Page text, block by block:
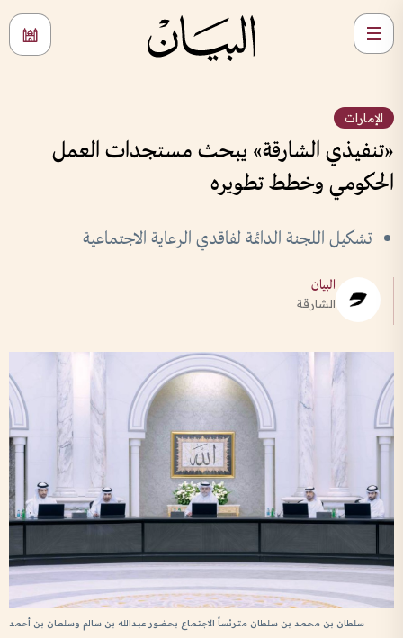
الإمارات
«تنفيذي الشارقة» يبحث مستجدات العمل
الحكومي وخطط تطويره
تشكيل اللجنة الدائمة لفاقدي الرعاية الاجتماعية
البيان
الشارقة
سلطان بن محمد بن سلطان مترئساً الاجتماع بحضور عبدالله بن سالم وسلطان بن أحمد